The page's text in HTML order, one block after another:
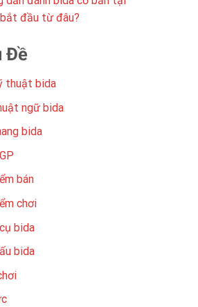
đầu từ đâu?
Đề
thuật bida
ngữ bida
bida
bán
chơi
bida
bida